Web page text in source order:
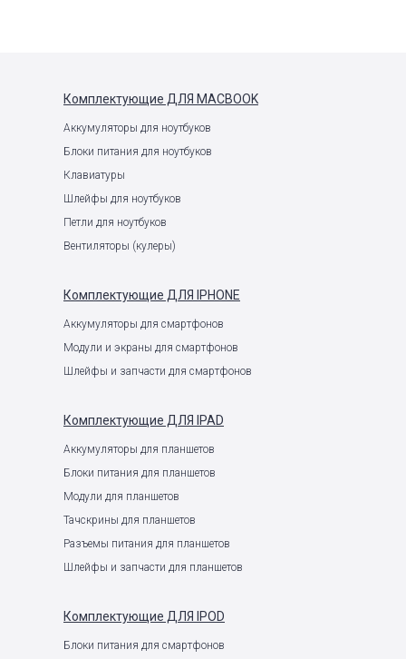
Комплектующие ДЛЯ MACBOOK
Аккумуляторы для ноутбуков
Блоки питания для ноутбуков
Клавиатуры
Шлейфы для ноутбуков
Петли для ноутбуков
Вентиляторы (кулеры)
Комплектующие ДЛЯ IPHONE
Аккумуляторы для смартфонов
Модули и экраны для смартфонов
Шлейфы и запчасти для смартфонов
Комплектующие ДЛЯ IPAD
Аккумуляторы для планшетов
Блоки питания для планшетов
Модули для планшетов
Тачскрины для планшетов
Разъемы питания для планшетов
Шлейфы и запчасти для планшетов
Комплектующие ДЛЯ IPOD
Блоки питания для смартфонов